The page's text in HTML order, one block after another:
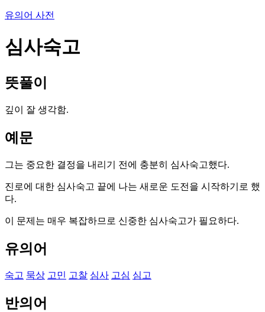
유의어 사전
심사숙고
뜻풀이
깊이 잘 생각함.
예문
그는 중요한 결정을 내리기 전에 충분히 심사숙고했다.
진로에 대한 심사숙고 끝에 나는 새로운 도전을 시작하기로 했
다.
이 문제는 매우 복잡하므로 신중한 심사숙고가 필요하다.
유의어
숙고 묵상 고민 고찰 심사 고심 심고
반의어